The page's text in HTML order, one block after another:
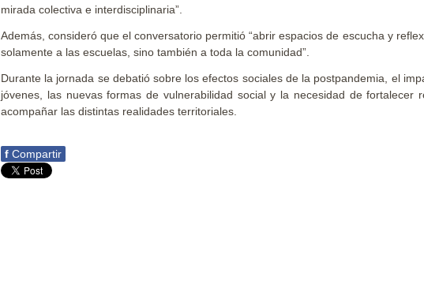
mirada colectiva e interdisciplinaria”.
Además, consideró que el conversatorio permitió “abrir espacios de escucha y
solamente a las escuelas, sino también a toda la comunidad”.
Durante la jornada se debatió sobre los efectos sociales de la postpandemia, el
jóvenes, las nuevas formas de vulnerabilidad social y la necesidad de fortalecer
acompañar las distintas realidades territoriales.
f Compartir